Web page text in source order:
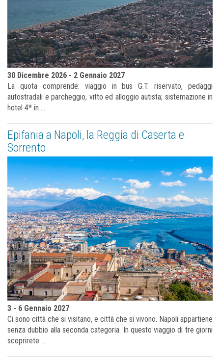
30 Dicembre 2026 - 2 Gennaio 2027
La quota comprende: viaggio in bus G.T. riservato, pedaggi
autostradali e parcheggio, vitto ed alloggio autista; sistemazione in
hotel 4* in ...
Epifania a Napoli, la Reggia di Caserta e
Sorrento
3 - 6 Gennaio 2027
Ci sono città che si visitano, e città che si vivono. Napoli appartiene
senza dubbio alla seconda categoria. In questo viaggio di tre giorni
scoprirete ...